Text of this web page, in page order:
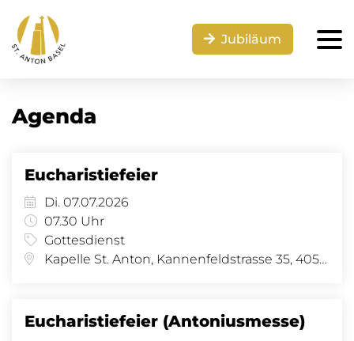
Jubiläum
Agenda
Eucharistiefeier
Di. 07.07.2026
07.30 Uhr
Gottesdienst
Kapelle St. Anton, Kannenfeldstrasse 35, 4056 Basel
Eucharistiefeier (Antoniusmesse)